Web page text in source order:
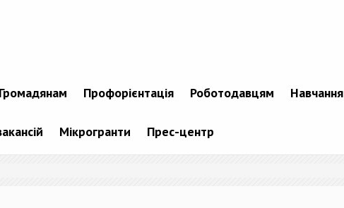
Громадянам Профорієнтація Роботодавцям Навчання
Мікрогранти Прес-центр